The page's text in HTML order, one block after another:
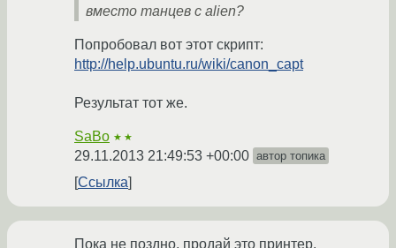
вместо танцев с alien?
Попробовал вот этот скрипт:
http://help.ubuntu.ru/wiki/canon_capt
Результат тот же.
SaBo ★★
29.11.2013 21:49:53 +00:00 автор топика
Ссылка
Пока не поздно, продай это принтер.